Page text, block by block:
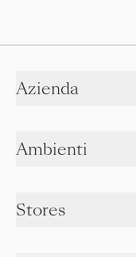
Azienda
Ambienti
Stores